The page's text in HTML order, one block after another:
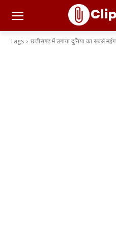
Tags छत्तीसगढ़ में उगाया दुनिया का सबसे